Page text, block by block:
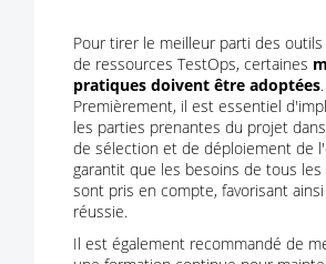
Pour tirer le meilleur parti des
de ressources TestOps, certaines
pratiques doivent être adoptées.
Premièrement, il est essentiel
les parties prenantes du projet
de sélection et de déploiement de
garantit que les besoins de tous
sont pris en compte, favorisant
réussie.
Il est également recommandé de